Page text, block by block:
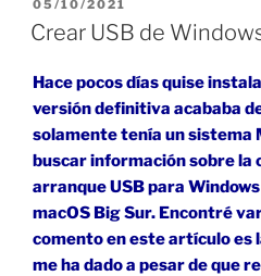
PUBLICADO
EL
05/10/2021
Crear USB de
Hace pocos días quise
versión definitiva acababa
solamente tenía un sistema
buscar información sobre la
arranque USB para
macOS Big Sur. Encontré
comento en este artículo es
me ha dado a pesar de que